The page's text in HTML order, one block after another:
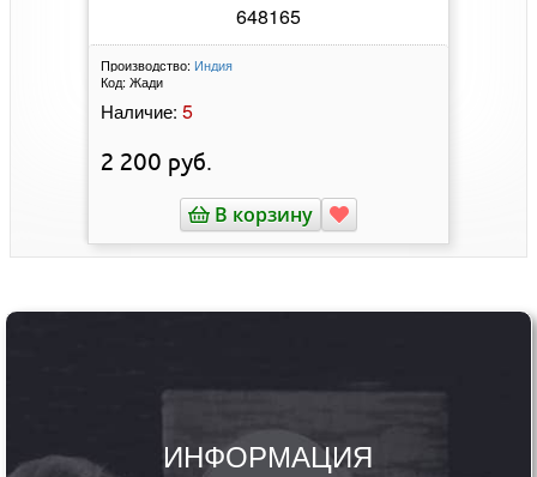
648165
Производство: Индия
Код: Жади
Наличие: 5
2 200 руб.
В корзину
ИНФОРМАЦИЯ